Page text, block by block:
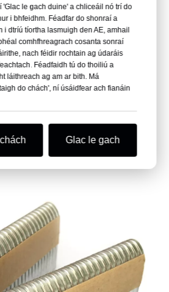
'Glac le gach duine' a chliceáil nó trí do
i bhfeidhm. Féadfar do shonraí a
i dtríú tíortha lasmuigh den AE, amhail
comhfhreagrach cosanta sonraí
nach féidir rochtain ag údaráis
Féadfaidh tú do thoiliú a
láithreach ag am ar bith. Má
do chách', ní úsáidfear ach fianáin
Glac le gach